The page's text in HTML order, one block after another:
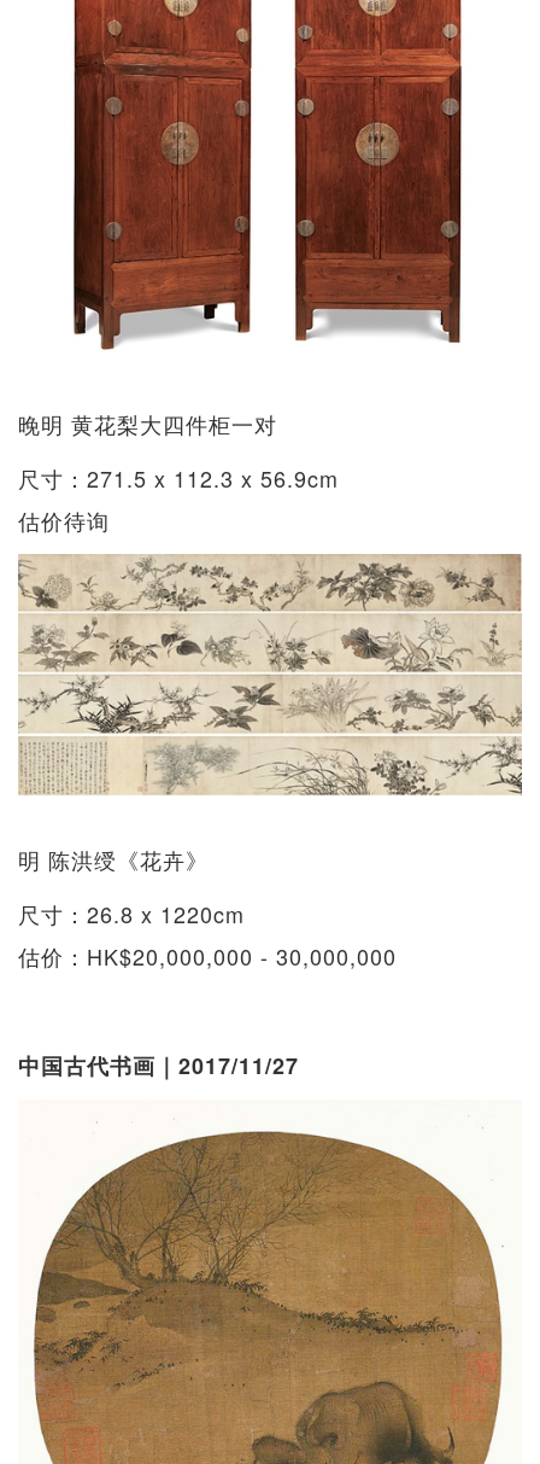
晚明 黄花梨大四件柜一对
尺寸：271.5 x 112.3 x 56.9cm
估价待询
明 陈洪绶《花卉》
尺寸：26.8 x 1220cm
估价：HK$20,000,000 - 30,000,000
中国古代书画｜2017/11/27